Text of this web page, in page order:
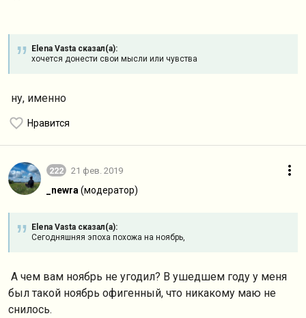
Elena Vasta сказал(а):
хочется донести свои мысли или чувства
ну, именно
Нравится
222 21 фев. 2019
_newra (модератор)
Elena Vasta сказал(а):
Сегодняшняя эпоха похожа на ноябрь,
А чем вам ноябрь не угодил? В ушедшем году у меня
был такой ноябрь офигенный, что никакому маю не
снилось.